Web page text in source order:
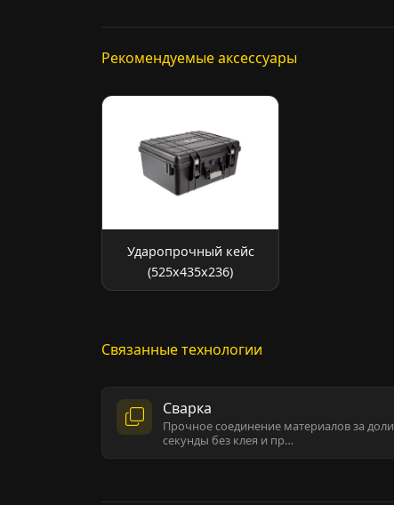
Рекомендуемые аксессуары
Ударопрочный кейс
(525х435х236)
Связанные технологии
Сварка
Прочное соединение материалов за доли
секунды без клея и пр…